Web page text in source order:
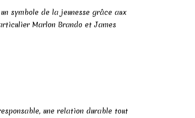
symbole de la jeunesse grâce aux
Marlon Brando et James
une relation durable tout